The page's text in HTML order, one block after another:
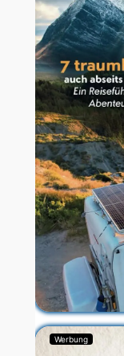
Werbung